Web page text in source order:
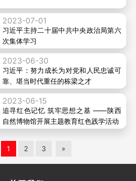
习近平主持二十届中共中央政治局第六
次集体学习
2023-07-01
习近平：努力成长为对党和人民忠诚可
靠、堪当时代重任的栋梁之才
2023-06-30
追寻红色记忆 筑牢思想之基 ——陕西
自然博物馆开展主题教育红色践学活动
2023-06-15
1 2 3 »